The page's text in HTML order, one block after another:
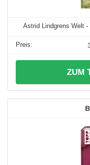
Astrid Lindgrens Welt -
ZUM